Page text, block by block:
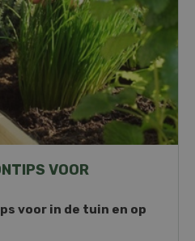
VOOR
voor in de tuin en op